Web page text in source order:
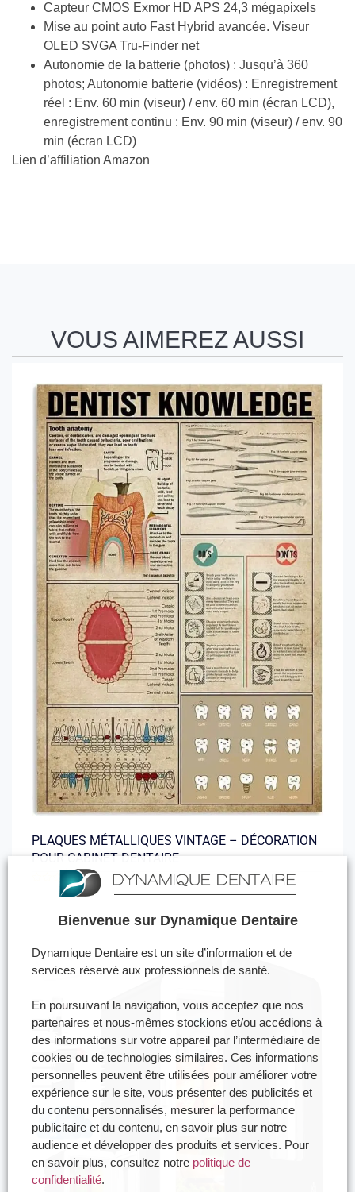
Capteur CMOS Exmor HD APS 24,3 mégapixels
Mise au point auto Fast Hybrid avancée. Viseur
OLED SVGA Tru-Finder net
Autonomie de la batterie (photos) : Jusqu’à 360
photos; Autonomie batterie (vidéos) : Enregistrement
réel : Env. 60 min (viseur) / env. 60 min (écran LCD),
enregistrement continu : Env. 90 min (viseur) / env. 90
min (écran LCD)
Lien d’affiliation Amazon
VOUS AIMEREZ AUSSI
PLAQUES MÉTALLIQUES VINTAGE – DÉCORATION
POUR CABINET DENTAIRE
(0)
Bienvenue sur Dynamique Dentaire
Dynamique Dentaire est un site d’information et de
services réservé aux professionnels de santé.
En poursuivant la navigation, vous acceptez que nos
partenaires et nous-mêmes stockions et/ou accédions à
des informations sur votre appareil par l’intermédiaire de
cookies ou de technologies similaires. Ces informations
personnelles peuvent être utilisées pour améliorer votre
expérience sur le site, vous présenter des publicités et
du contenu personnalisés, mesurer la performance
publicitaire et du contenu, en savoir plus sur notre
audience et développer des produits et services. Pour
en savoir plus, consultez notre politique de
confidentialité.